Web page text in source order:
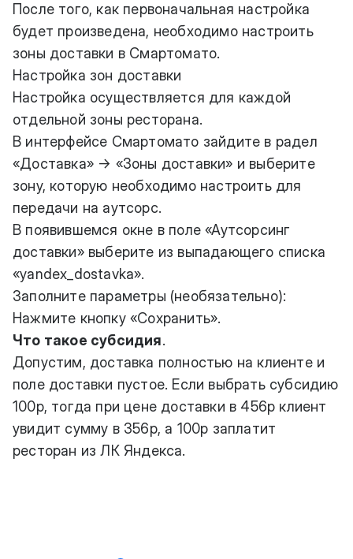
После того, как первоначальная настройка
будет произведена, необходимо настроить
зоны доставки в Смартомато.
Настройка зон доставки
Настройка осуществляется для каждой
отдельной зоны ресторана.
В интерфейсе Смартомато зайдите в радел
«Доставка» → «Зоны доставки» и выберите
зону, которую необходимо настроить для
передачи на аутсорс.
В появившемся окне в поле «Аутсорсинг
доставки» выберите из выпадающего списка
«yandex_dostavka».
Заполните параметры (необязательно):
Нажмите кнопку «Сохранить».
Что такое субсидия.
Допустим, доставка полностью на клиенте и
поле доставки пустое. Если выбрать субсидию
100р, тогда при цене доставки в 456р клиент
увидит сумму в 356р, а 100р заплатит
ресторан из ЛК Яндекса.